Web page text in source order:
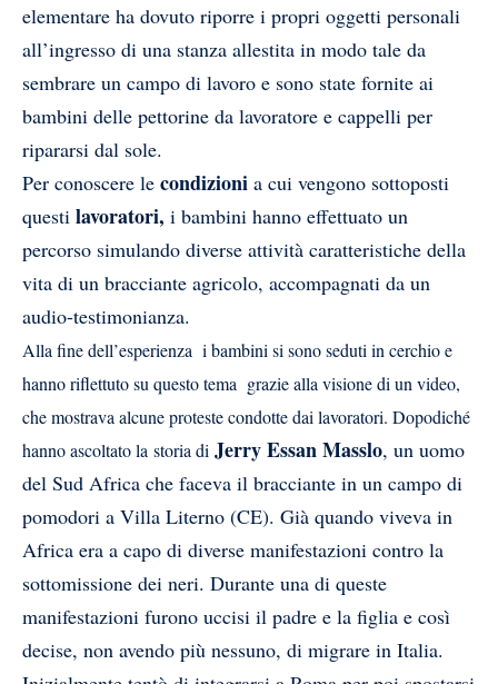
elementare ha dovuto riporre i propri oggetti personali
all’ingresso di una stanza allestita in modo tale da
sembrare un campo di lavoro e sono state fornite ai
bambini delle pettorine da lavoratore e cappelli per
ripararsi dal sole.
Per conoscere le condizioni a cui vengono sottoposti
questi lavoratori, i bambini hanno effettuato un
percorso simulando diverse attività caratteristiche della
vita di un bracciante agricolo, accompagnati da un
audio-testimonianza.
Alla fine dell’esperienza i bambini si sono seduti in cerchio e
hanno riflettuto su questo tema grazie alla visione di un video,
che mostrava alcune proteste condotte dai lavoratori. Dopodiché
hanno ascoltato la storia di Jerry Essan Masslo, un uomo
del Sud Africa che faceva il bracciante in un campo di
pomodori a Villa Literno (CE). Già quando viveva in
Africa era a capo di diverse manifestazioni contro la
sottomissione dei neri. Durante una di queste
manifestazioni furono uccisi il padre e la figlia e così
decise, non avendo più nessuno, di migrare in Italia.